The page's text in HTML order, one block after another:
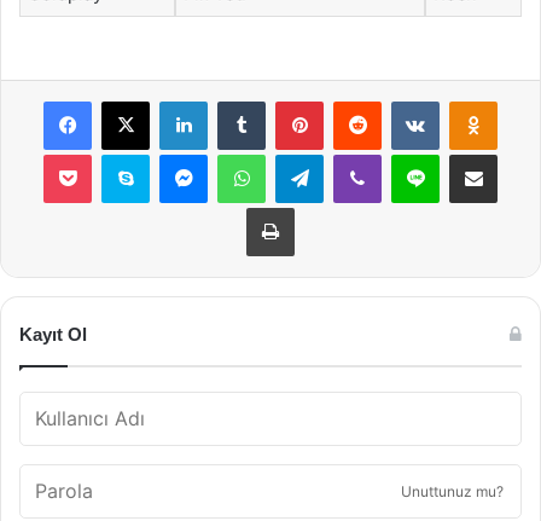
Facebook
X LinkedInTumblr PinterestReddit VKontakte
Pocket Skype MessengerWhatsAppTelegramViber Line E-Posta ile
Yazdır
Kayıt Ol
Unuttunuz mu?